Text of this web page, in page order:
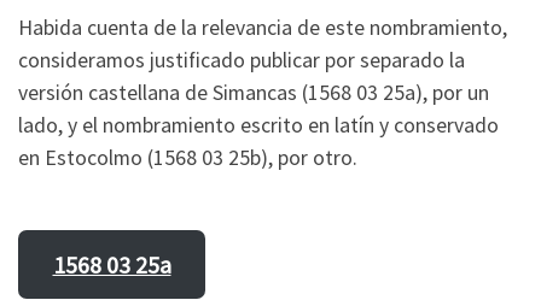
Habida cuenta de la relevancia de este nombramiento,
consideramos justificado publicar por separado la
versión castellana de Simancas (1568 03 25a), por un
lado, y el nombramiento escrito en latín y conservado
en Estocolmo (1568 03 25b), por otro.
1568 03 25a